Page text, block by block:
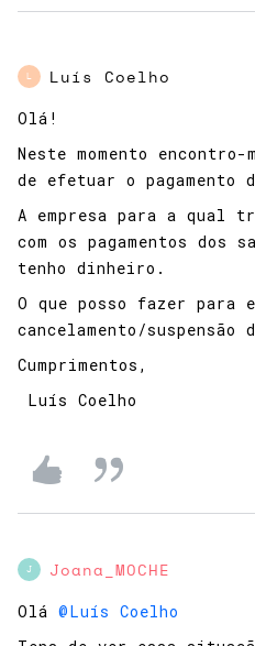
Luís Coelho
Olá!
Neste momento
de efetuar o pagamento
A empresa para a qual
com os pagamentos
tenho dinheiro.
O que posso fazer para
cancelamento/suspensão
Cumprimentos,
Luís Coelho
J Joana_MOCHE
Olá @Luís Coelho